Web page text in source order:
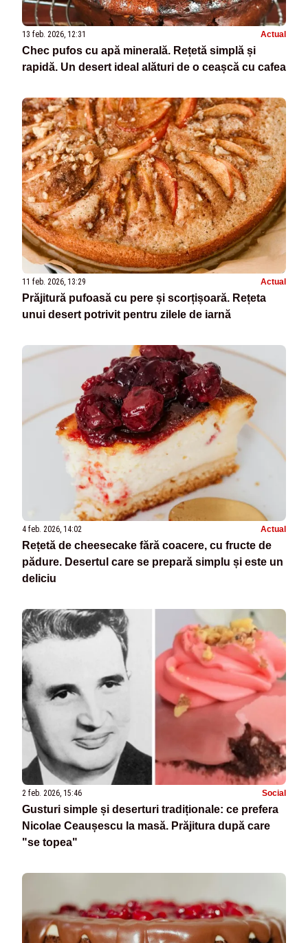
13 feb. 2026, 12:31 Actual
Chec pufos cu apă minerală. Rețetă simplă și
rapidă. Un desert ideal alături de o ceașcă cu cafea
11 feb. 2026, 13:29 Actual
Prăjitură pufoasă cu pere și scorțișoară. Rețeta
unui desert potrivit pentru zilele de iarnă
4 feb. 2026, 14:02 Actual
Rețetă de cheesecake fără coacere, cu fructe de
pădure. Desertul care se prepară simplu și este un
deliciu
2 feb. 2026, 15:46 Social
Gusturi simple și deserturi tradiționale: ce prefera
Nicolae Ceaușescu la masă. Prăjitura după care
"se topea"